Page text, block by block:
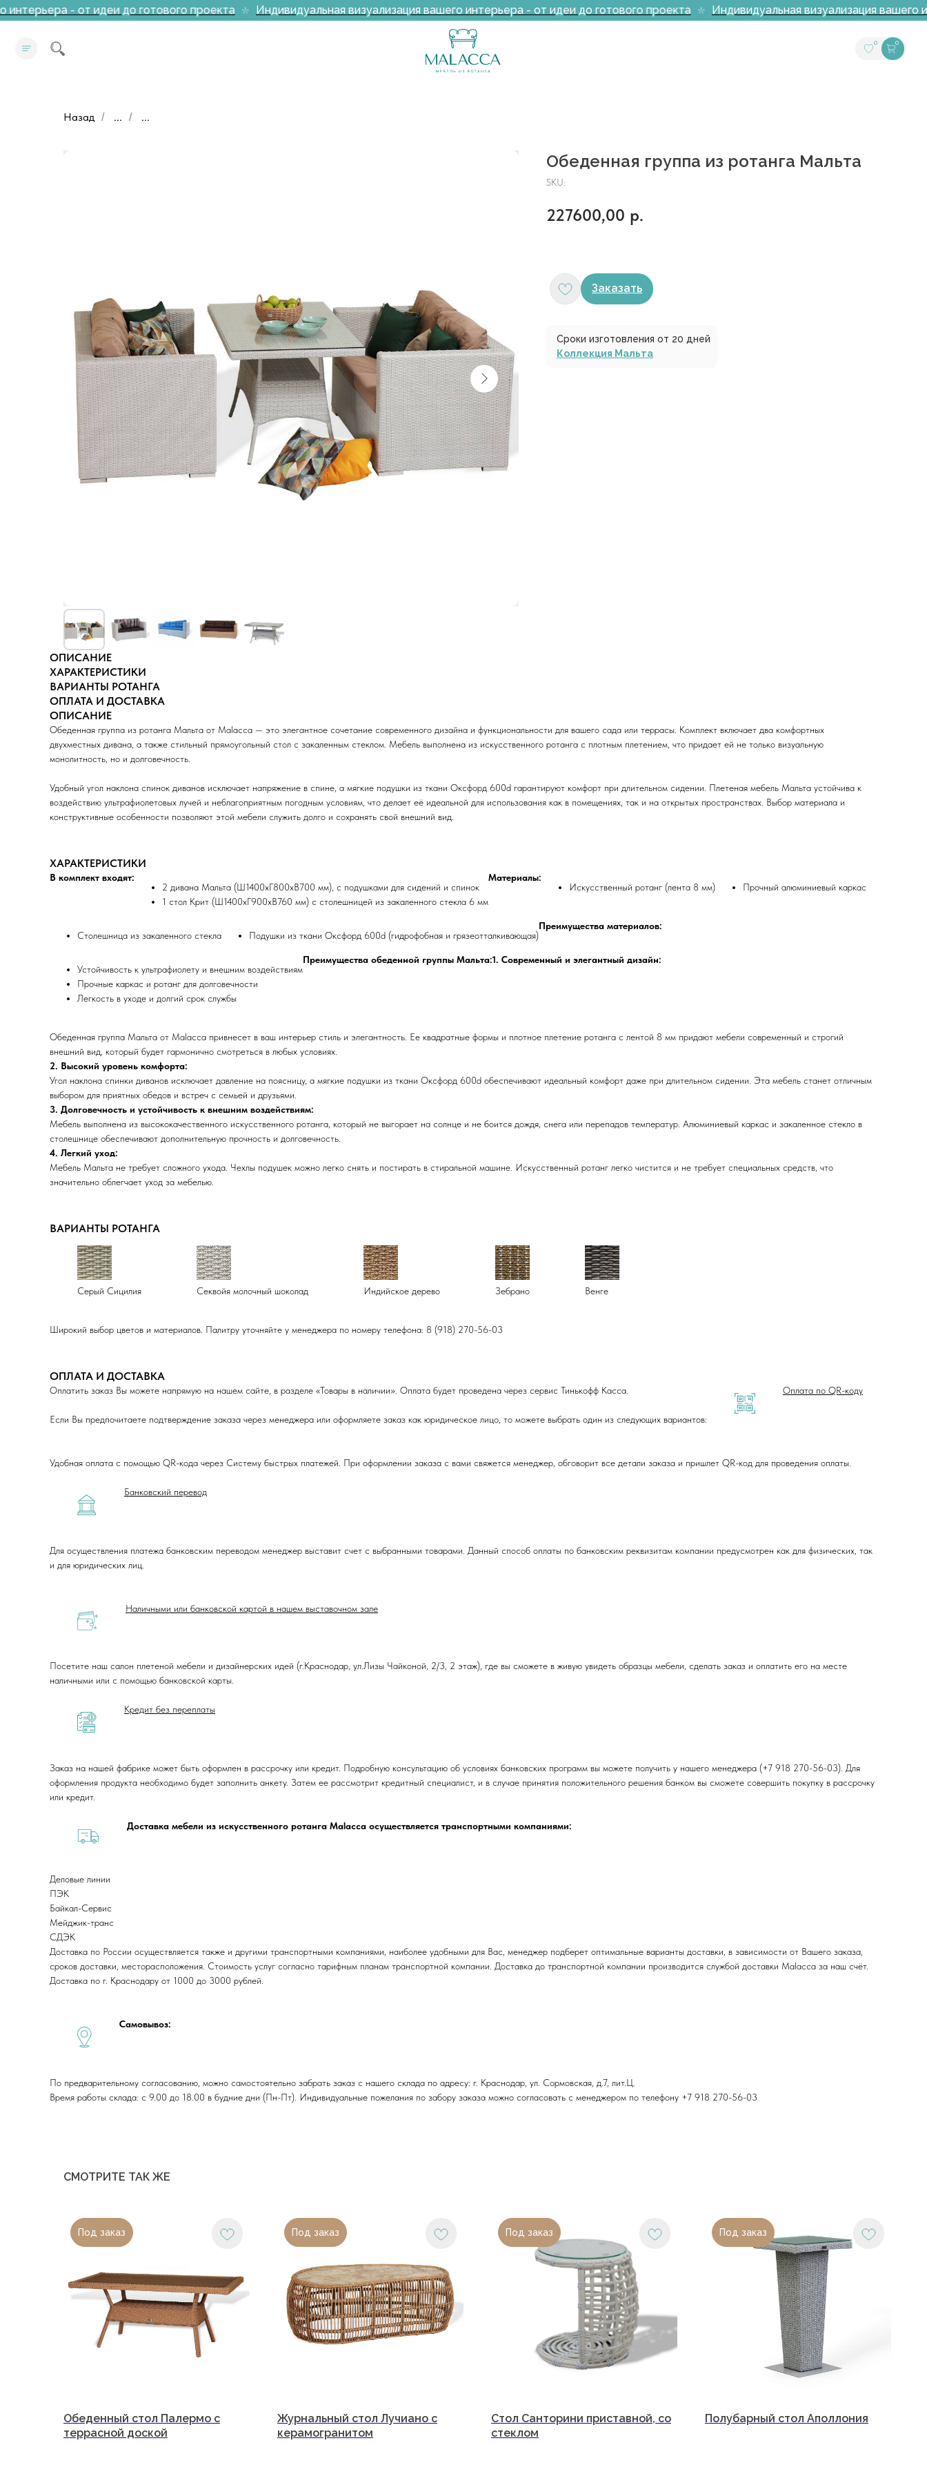
- от идеи до готового проекта Индивидуальная визуализация вашего интерьера - от идеи до готового проекта Индивидуальная визуализация вашего
Назад / ... / ...
Обеденная группа из ротанга Мальта
SKU:
227600,00 р.
Заказать
Сроки изготовления от 20 дней
Коллекция Мальта
ОПИСАНИЕ
ХАРАКТЕРИСТИКИ
ВАРИАНТЫ РОТАНГА
ОПЛАТА И ДОСТАВКА
ОПИСАНИЕ
Обеденная группа из ротанга Мальта от Malacca — это элегантное сочетание современного дизайна и функциональности для вашего сада или террасы. Комплект включает два комфортных
двухместных дивана, а также стильный прямоугольный стол с закаленным стеклом. Мебель выполнена из искусственного ротанга с плотным плетением, что придает ей не только визуальную
монолитность, но и долговечность.
Удобный угол наклона спинок диванов исключает напряжение в спине, а мягкие подушки из ткани Оксфорд 600d гарантируют комфорт при длительном сидении. Плетеная мебель Мальта устойчива к
воздействию ультрафиолетовых лучей и неблагоприятным погодным условиям, что делает её идеальной для использования как в помещениях, так и на открытых пространствах. Выбор материала и
конструктивные особенности позволяют этой мебели служить долго и сохранять свой внешний вид.
ХАРАКТЕРИСТИКИ
В комплект входят:
2 дивана Мальта (Ш1400хГ800хВ700 мм), с подушками для сидений и спинок
1 стол Крит (Ш1400хГ900хВ760 мм) с столешницей из закаленного стекла 6 мм
Материалы:
Искусственный ротанг (лента 8 мм)
Прочный алюминиевый каркас
Столешница из закаленного стекла Подушки из ткани Оксфорд 600d (гидрофобная и грязеотталкивающая)
Преимущества материалов:
Устойчивость к ультрафиолету и внешним воздействиям
Прочные каркас и ротанг для долговечности
Легкость в уходе и долгий срок службы
Преимущества обеденной группы Мальта:1. Современный и элегантный дизайн:
Обеденная группа Мальта от Malacca привнесет в ваш интерьер стиль и элегантность. Ее квадратные формы и плотное плетение ротанга с лентой 8 мм придают мебели современный и строгий
внешний вид, который будет гармонично смотреться в любых условиях.
2. Высокий уровень комфорта:
Угол наклона спинки диванов исключает давление на поясницу, а мягкие подушки из ткани Оксфорд 600d обеспечивают идеальный комфорт даже при длительном сидении. Эта мебель станет отличным
выбором для приятных обедов и встреч с семьей и друзьями.
3. Долговечность и устойчивость к внешним воздействиям:
Мебель выполнена из высококачественного искусственного ротанга, который не выгорает на солнце и не боится дождя, снега или перепадов температур. Алюминиевый каркас и закаленное стекло в
столешнице обеспечивают дополнительную прочность и долговечность.
4. Легкий уход:
Мебель Мальта не требует сложного ухода. Чехлы подушек можно легко снять и постирать в стиральной машине. Искусственный ротанг легко чистится и не требует специальных средств, что
значительно облегчает уход за мебелью.
ВАРИАНТЫ РОТАНГА
Серый Сицилия Секвойя молочный шоколад Индийское дерево Зебрано Венге
Широкий выбор цветов и материалов. Палитру уточняйте у менеджера по номеру телефона: 8 (918) 270-56-03
ОПЛАТА И ДОСТАВКА
Оплатить заказ Вы можете напрямую на нашем сайте, в разделе «Товары в наличии». Оплата будет проведена через сервис Тинькофф Касса.
Если Вы предпочитаете подтверждение заказа через менеджера или оформляете заказ как юридическое лицо, то можете выбрать один из следующих вариантов:
Оплата по QR-коду
Удобная оплата с помощью QR-кода через Систему быстрых платежей. При оформлении заказа с вами свяжется менеджер, обговорит все детали заказа и пришлет QR-код для проведения оплаты.
Банковский перевод
Для осуществления платежа банковским переводом менеджер выставит счет с выбранными товарами. Данный способ оплаты по банковским реквизитам компании предусмотрен как для физических, так
и для юридических лиц.
Наличными или банковской картой в нашем выставочном зале
Посетите наш салон плетеной мебели и дизайнерских идей (г.Краснодар, ул.Лизы Чайконой, 2/3, 2 этаж), где вы сможете в живую увидеть образцы мебели, сделать заказ и оплатить его на месте
наличными или с помощью банковской карты.
Кредит без переплаты
Заказ на нашей фабрике может быть оформлен в рассрочку или кредит. Подробную консультацию об условиях банковских программ вы можете получить у нашего менеджера (+7 918 270-56-03). Для
оформления продукта необходимо будет заполнить анкету. Затем ее рассмотрит кредитный специалист, и в случае принятия положительного решения банком вы сможете совершить покупку в рассрочку
или кредит.
Доставка мебели из искусственного ротанга Malacca осуществляется транспортными компаниями:
Деловые линии
ПЭК
Байкал-Сервис
Мейджик-транс
СДЭК
Доставка по России осуществляется также и другими транспортными компаниями, наиболее удобными для Вас, менеджер подберет оптимальные варианты доставки, в зависимости от Вашего заказа,
сроков доставки, месторасположения. Стоимость услуг согласно тарифным планам транспортной компании. Доставка до транспортной компании производится службой доставки Malacca за наш счёт.
Доставка по г. Краснодару от 1000 до 3000 рублей.
Самовывоз:
По предварительному согласованию, можно самостоятельно забрать заказ с нашего склада по адресу: г. Краснодар, ул. Сормовская, д.7, лит.Ц.
Время работы склада: с 9.00 до 18.00 в будние дни (Пн-Пт). Индивидуальные пожелания по забору заказа можно согласовать с менеджером по телефону +7 918 270-56-03
СМОТРИТЕ ТАК ЖЕ
Под заказ
Обеденный стол Палермо с
террасной доской
Под заказ
Журнальный стол Лучиано с
керамогранитом
Под заказ
Стол Санторини приставной, со
стеклом
Под заказ
Полубарный стол Аполлония
ООО «Малакка Гостеприимство» office@malacca.ru
350059, г.Краснодар, ул.Уральская, д.22
г. Москва, пр-т. Мира 211,
Сотрудничество
Для бизнеса